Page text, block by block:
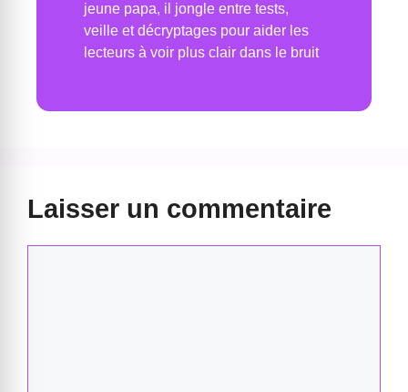
jeune papa, il jongle entre tests,
veille et décryptages pour aider les
lecteurs à voir plus clair dans le bruit
Laisser un commentaire